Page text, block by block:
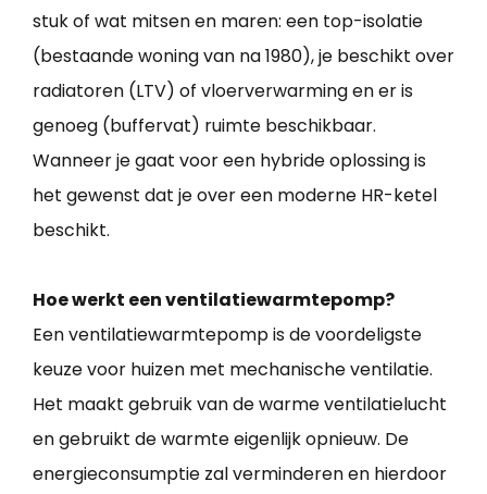
stuk of wat mitsen en maren: een top-isolatie
(bestaande woning van na 1980), je beschikt over
radiatoren (LTV) of vloerverwarming en er is
genoeg (buffervat) ruimte beschikbaar.
Wanneer je gaat voor een hybride oplossing is
het gewenst dat je over een moderne HR-ketel
beschikt.
Hoe werkt een ventilatiewarmtepomp?
Een ventilatiewarmtepomp is de voordeligste
keuze voor huizen met mechanische ventilatie.
Het maakt gebruik van de warme ventilatielucht
en gebruikt de warmte eigenlijk opnieuw. De
energieconsumptie zal verminderen en hierdoor